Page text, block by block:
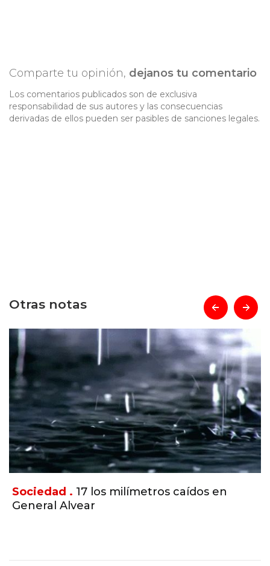
Comparte tu opinión, dejanos tu comentario
Los comentarios publicados son de exclusiva
responsabilidad de sus autores y las consecuencias
derivadas de ellos pueden ser pasibles de sanciones legales.
Otras notas
en Policiales.Por "fraude" y
tiene siete imputados una causa
prev next